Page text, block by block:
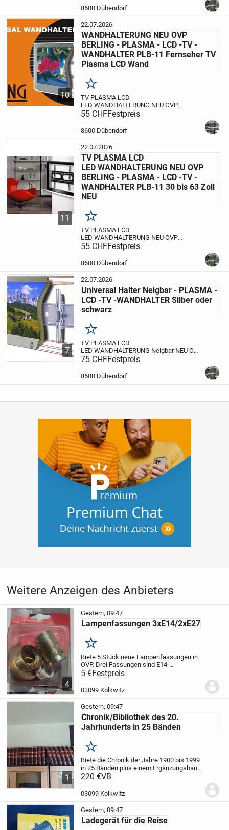
möchten keine 400-500Fr. für
Wandhalterung ausgeben?
in...
8600 Dübendorf
10
22.07.2026
WANDHALTERUNG NEU OVP
BERLING - PLASMA - LCD -TV -
WANDHALTER PLB-11 Fernseher TV
Plasma LCD Wand
Merken
TV PLASMA LCD
LED WANDHALTERUNG NEU OVP
BERLING - PLASMA - LCD -TV -
WANDHALTER PLB-11
12.02.20258600 Dübendorf
LCD LED WANDHALTERUNG NEU OVP
BERLING - PLASMA - LCD...
55 CHFFestpreis
8600 Dübendorf
11
22.07.2026
TV PLASMA LCD
LED WANDHALTERUNG NEU OVP
BERLING - PLASMA - LCD -TV -
WANDHALTER PLB-11 30 bis 63 Zoll
NEU
Merken
TV PLASMA LCD
LED WANDHALTERUNG NEU OVP
BERLING - PLASMA - LCD -TV -
WANDHALTER PLB-11
möchten keine 400-500Fr. für
in...
55 CHFFestpreis
8600 Dübendorf
7
22.07.2026
Universal Halter Neigbar - PLASMA -
LCD -TV -WANDHALTER Silber oder
schwarz
Merken
TV PLASMA LCD
LED WANDHALTERUNG Neigbar NEU OVP
Universal Halter Neigbar - PLASMA - LCD -
TV -WANDHALTER Silber
NeigbarSie möchten keine 400-500Fr. für
75 CHFFestpreis
8600 Dübendorf
Weitere Anzeigen des Anbieters
4
Gestern, 09:47
Lampenfassungen 3xE14/2xE27
Merken
Biete 5 Stück neue Lampenfassungen in
OVP. Drei Fassungen sind E14-
vermessingt, eine Fassung E27-
vermessingt und eine Fassung ist aus
Kunststoff.Der Preis gilt für alle 5
5 €Festpreis
03099 Kolkwitz
1
Gestern, 09:47
Chronik/Bibliothek des 20.
Jahrhunderts in 25 Bänden
Merken
Biete die Chronik der Jahre 1900 bis 1999
in 25 Bänden plus einem Ergänzungsband
mit 2 CD`s und Phonobox. Die Bände sind
Jeder Band hat ca. 250 Seiten und hat
220 €VB
03099 Kolkwitz
Gestern, 09:47
Ladegerät für die Reise